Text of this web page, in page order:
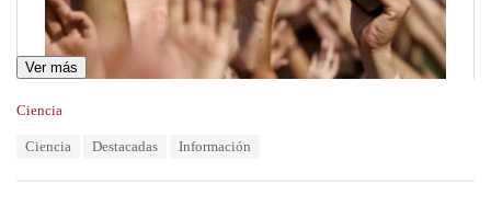
Ver más
C
Ciencia
Ciencia Destacadas Información